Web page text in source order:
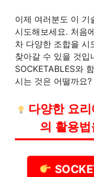
이제 여러분도 이 기
시도해보세요. 처음
차 다양한 조합을 시
찾아갈 수 있을 것입
SOCKETABLES와
시는 것은 어떨까요?
다양한 요
의 활용